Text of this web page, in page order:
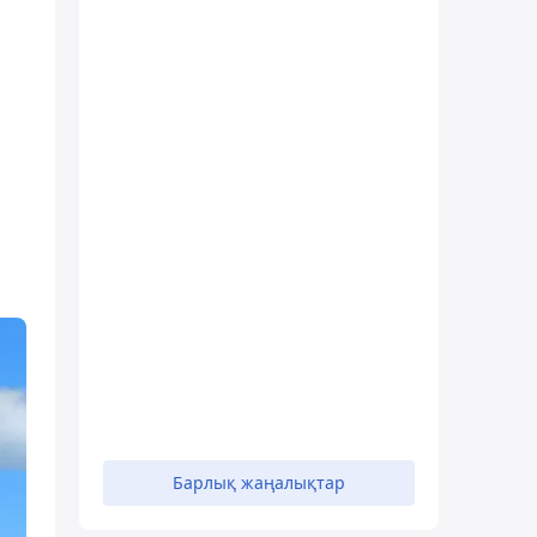
Барлық жаңалықтар